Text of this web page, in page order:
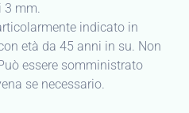
3 mm.
indicato in
età da 45 anni in su. Non
essere somministrato
se necessario.